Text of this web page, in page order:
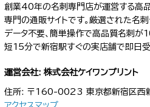
創業40年の名刺専門店が運営する高品
専門の通販サイトです。厳選された名
データ不要、簡単操作で高品質名刺
短15分で新宿駅すぐの実店舗で即日受
運営会社: 株式会社ケイワンプリント
住所: 〒160-0023 東京都新宿区
アクセスマップ